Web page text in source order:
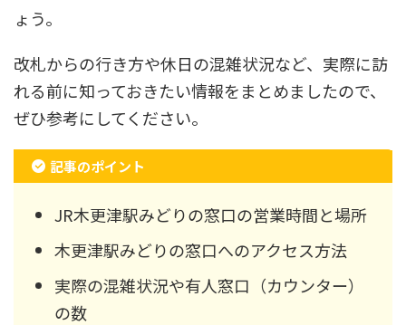
ょう。
改札からの行き方や休日の混雑状況など、実際に訪
れる前に知っておきたい情報をまとめましたので、
ぜひ参考にしてください。
記事のポイント
JR木更津駅みどりの窓口の営業時間と場所
木更津駅みどりの窓口へのアクセス方法
実際の混雑状況や有人窓口（カウンター）
の数